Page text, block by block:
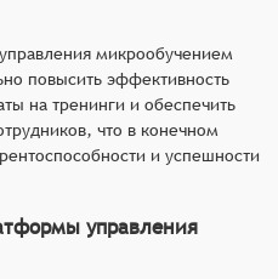
микрообучением
повысить эффективность
на тренинги и обеспечить
что в конечном
и успешности
управления